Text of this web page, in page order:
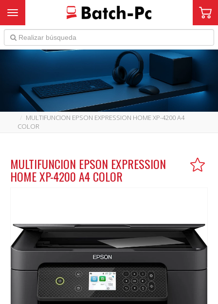
Toggle navigation
MULTIFUNCION EPSON EXPRESSION HOME XP-4200 A4
COLOR
MULTIFUNCION EPSON EXPRESSION
HOME XP-4200 A4 COLOR